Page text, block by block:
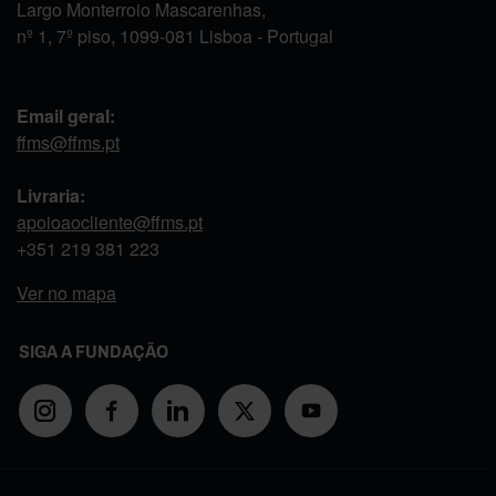
Largo Monterroio Mascarenhas,
nº 1, 7º piso, 1099-081 Lisboa - Portugal
Email geral:
ffms@ffms.pt
Livraria:
apoioaocliente@ffms.pt
+351 219 381 223
Ver no mapa
SIGA A FUNDAÇÃO